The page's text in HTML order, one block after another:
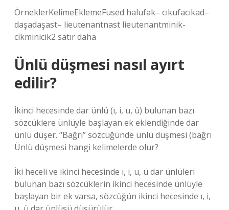
ÖrneklerKelimeEklemeFused halufak– cıkufacıkad–
daşadaşast– lieutenantnast lieutenantminik-
cikminicik2 satır daha
Ünlü düşmesi nasıl ayırt
edilir?
İkinci hecesinde dar ünlü (ı, i, u, ü) bulunan bazı
sözcüklere ünlüyle başlayan ek eklendiğinde dar
ünlü düşer. “Bağrı” sözcüğünde ünlü düşmesi (bağrı
Ünlü düşmesi hangi kelimelerde olur?
İki heceli ve ikinci hecesinde ı, i, u, ü dar ünlüleri
bulunan bazı sözcüklerin ikinci hecesinde ünlüyle
başlayan bir ek varsa, sözcüğün ikinci hecesinde ı, i,